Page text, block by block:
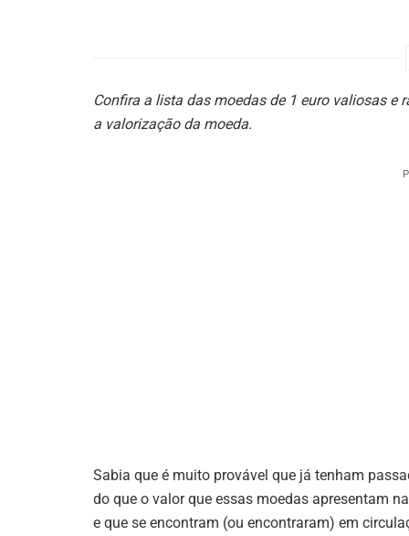
Confira a lista das moedas de 1 euro valiosas e
a valorização da moeda.
Sabia que é muito provável que já tenham
do que o valor que essas moedas apresentam
e que se encontram (ou encontraram) em